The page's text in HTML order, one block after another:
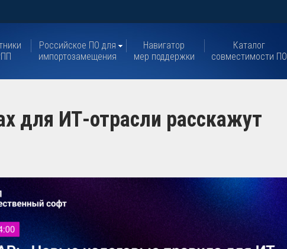
Российское ПО для
импортозамещения
Навигатор
мер поддержки
Каталог
совместимости ПО
для ИТ-отрасли расскажут